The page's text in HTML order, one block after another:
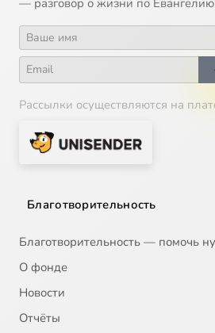
Рассылки осуществляются на
Благотворительность
Благотворительность — помочь
О фонде
Новости
Отчёты